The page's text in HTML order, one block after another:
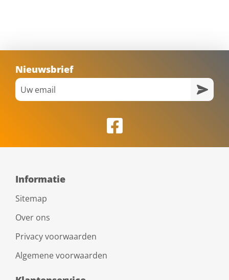
Nieuwsbrief
Informatie
Sitemap
Over ons
Privacy voorwaarden
Algemene voorwaarden